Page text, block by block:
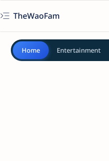
TheWaoFam
Home Entertainment